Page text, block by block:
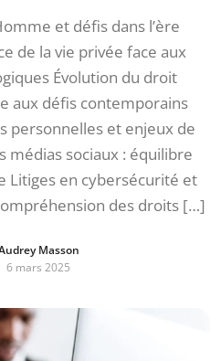
et défis dans l’ère
de la vie privée face aux
Évolution du droit
aux défis contemporains
personnelles et enjeux de
médias sociaux : équilibre
Litiges en cybersécurité et
des droits […]
Masson
6 mars 2025